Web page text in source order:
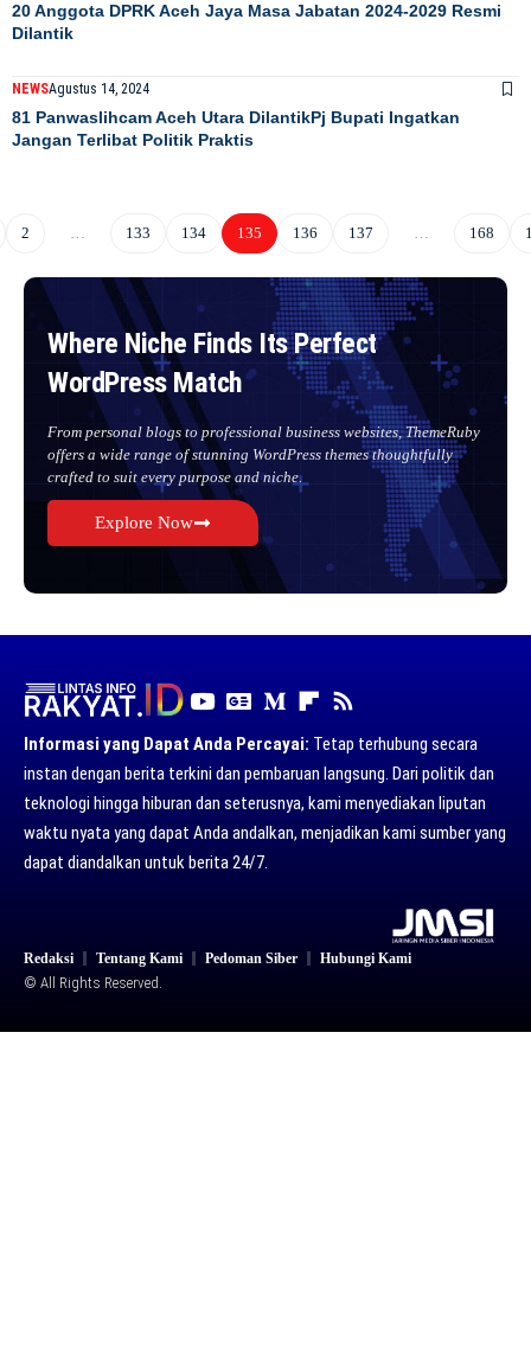
20 Anggota DPRK Aceh Jaya Masa Jabatan 2024-2029 Resmi
Dilantik
NEWSAgustus 14, 2024
81 Panwaslihcam Aceh Utara DilantikPj Bupati Ingatkan
Jangan Terlibat Politik Praktis
2 133 134 135 136 137 168
Where Niche Finds Its Perfect
WordPress Match
From personal blogs to professional business websites, ThemeRuby
offers a wide range of stunning WordPress themes thoughtfully
crafted to suit every purpose and niche.
Explore Now
Informasi yang Dapat Anda Percayai: Tetap terhubung secara
instan dengan berita terkini dan pembaruan langsung. Dari politik dan
teknologi hingga hiburan dan seterusnya, kami menyediakan liputan
waktu nyata yang dapat Anda andalkan, menjadikan kami sumber yang
dapat diandalkan untuk berita 24/7.
Redaksi Tentang Kami Pedoman Siber Hubungi Kami
© All Rights Reserved.